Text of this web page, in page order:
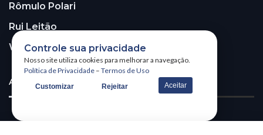
Rômulo Polari
Rui Leitão
Walter Santos
ASSINE A NOSSA NEWSLETTER!
Controle sua privacidade
Nosso site utiliza cookies para melhorar a navegação.
Política de Privacidade – Termos de Uso
Customizar Rejeitar Aceitar